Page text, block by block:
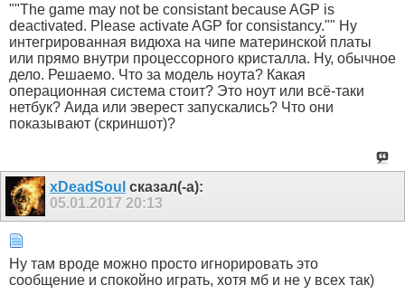
""The game may not be consistant because AGP is
deactivated. Please activate AGP for consistancy."" Ну
интегрированная видюха на чипе материнской платы
или прямо внутри процессорного кристалла. Ну, обычное
дело. Решаемо. Что за модель ноута? Какая
операционная система стоит? Это ноут или всё-таки
нетбук? Аида или эверест запускались? Что они
показывают (скриншот)?
xDeadSoul сказал(-а):
05.01.2017 20:13
Ну там вроде можно просто игнорировать это
сообщение и спокойно играть, хотя мб и не у всех так)